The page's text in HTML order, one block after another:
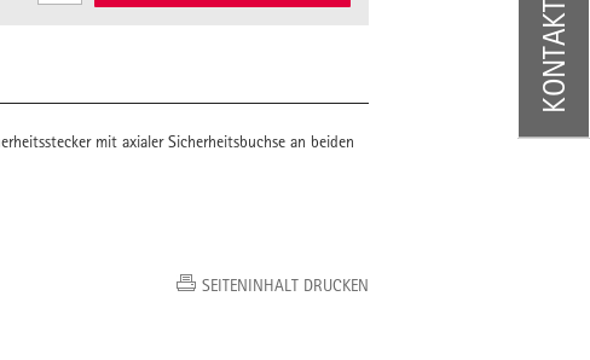
mit axialer Sicherheitsbuchse an beiden
SEITENINHALT DRUCKEN
KONTAKT